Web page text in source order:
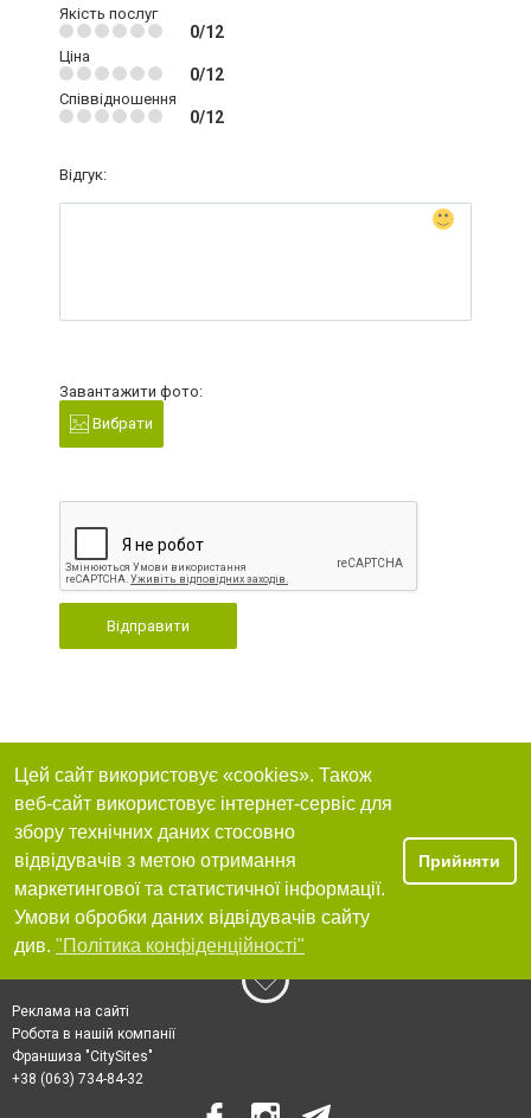
Якість послуг
0/12
Ціна
0/12
Співвідношення
0/12
Відгук:
Завантажити фото:
Вибрати
Відправити
Цей сайт використовує «cookies». Також
веб-сайт використовує інтернет-сервіс для
збору технічних даних стосовно
відвідувачів з метою отримання
маркетингової та статистичної інформації.
Умови обробки даних відвідувачів сайту
див. "Політика конфіденційності"
Прийняти
Реклама на сайті
Робота в нашій компанії
Франшиза "CitySites"
+38 (063) 734-84-32